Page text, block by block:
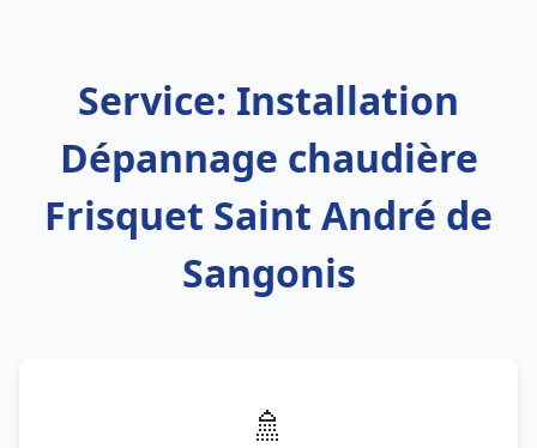
Service: Installation
Dépannage chaudière
Frisquet Saint André de
Sangonis
🚿